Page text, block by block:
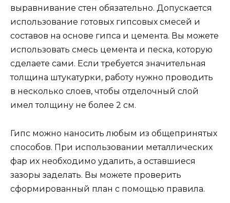
выравнивание стен обязательно. Допускается
использование готовых гипсовых смесей и
составов на основе гипса и цемента. Вы можете
использовать смесь цемента и песка, которую
сделаете сами. Если требуется значительная
толщина штукатурки, работу нужно проводить
в несколько слоев, чтобы отделочный слой
имел толщину не более 2 см.
Гипс можно наносить любым из общепринятых
способов. При использовании металлических
фар их необходимо удалить, а оставшиеся
зазоры заделать. Вы можете проверить
сформированный план с помощью правила.